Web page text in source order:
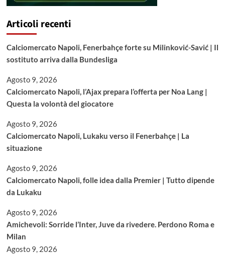
Articoli recenti
Calciomercato Napoli, Fenerbahçe forte su Milinković-Savić | Il
sostituto arriva dalla Bundesliga
Agosto 9, 2026
Calciomercato Napoli, l’Ajax prepara l’offerta per Noa Lang |
Questa la volontà del giocatore
Agosto 9, 2026
Calciomercato Napoli, Lukaku verso il Fenerbahçe | La
situazione
Agosto 9, 2026
Calciomercato Napoli, folle idea dalla Premier | Tutto dipende
da Lukaku
Agosto 9, 2026
Amichevoli: Sorride l’Inter, Juve da rivedere. Perdono Roma e
Milan
Agosto 9, 2026